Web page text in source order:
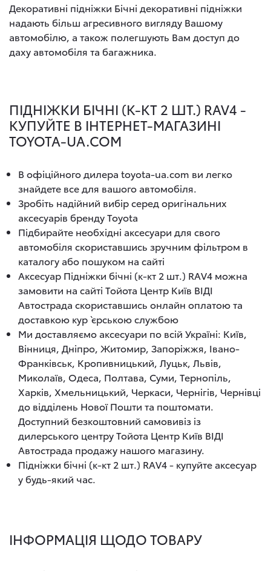
Декоративні підніжки Бічні декоративні підніжки
надають більш агресивного вигляду Вашому
автомобілю, а також полегшують Вам доступ до
даху автомобіля та багажника.
ПІДНІЖКИ БІЧНІ (К-КТ 2 ШТ.) RAV4 -
КУПУЙТЕ В ІНТЕРНЕТ-МАГАЗИНІ
TOYOTA-UA.COM
В офіційного дилера toyota-ua.com ви легко
знайдете все для вашого автомобіля.
Зробіть надійний вибір серед оригінальних
аксесуарів бренду Toyota
Підбирайте необхідні аксесуари для свого
автомобіля скориставшись зручним фільтром в
каталогу або пошуком на сайті
Аксесуар Підніжки бічні (к-кт 2 шт.) RAV4 можна
замовити на сайті Тойота Центр Київ ВІДІ
Автострада скориставшись онлайн оплатою та
доставкою кур`єрською службою
Ми доставляємо аксесуари по всій Україні: Київ,
Вінниця, Дніпро, Житомир, Запоріжжя, Івано-
Франківськ, Кропивницький, Луцьк, Львів,
Миколаїв, Одеса, Полтава, Суми, Тернопіль,
Харків, Хмельницький, Черкаси, Чернігів, Чернівці
до відділень Нової Пошти та поштомати.
Доступний безкоштовний самовивіз із
дилерського центру Тойота Центр Київ ВІДІ
Автострада продажу нашого магазину.
Підніжки бічні (к-кт 2 шт.) RAV4 - купуйте аксесуар
у будь-який час.
ІНФОРМАЦІЯ ЩОДО ТОВАРУ